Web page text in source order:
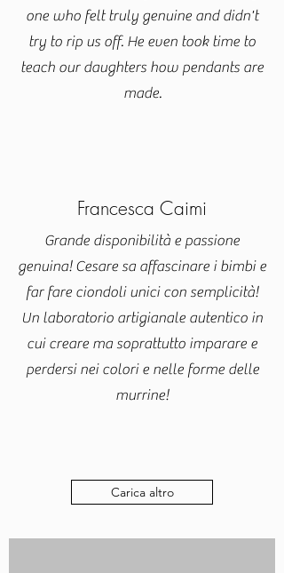
one who felt truly genuine and didn't
try to rip us off. He even took time to
teach our daughters how pendants are
made.
Francesca Caimi
Grande disponibilità e passione
genuina! Cesare sa affascinare i bimbi e
far fare ciondoli unici con semplicità!
Un laboratorio artigianale autentico in
cui creare ma soprattutto imparare e
perdersi nei colori e nelle forme delle
murrine!
Carica altro